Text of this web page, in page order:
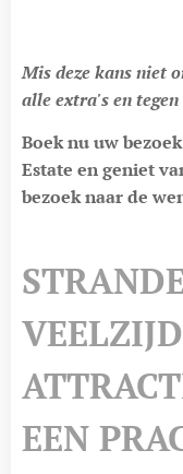
Mis deze kans niet
alle extra's en
Boek nu uw
Estate en geniet
bezoek naar de
EEN